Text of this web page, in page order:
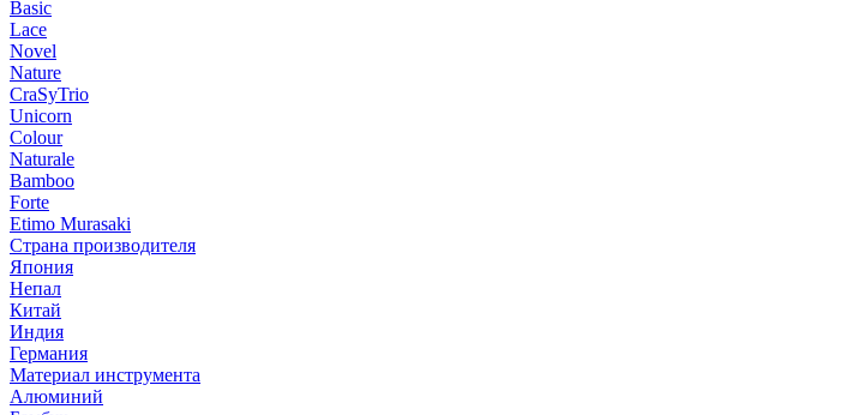
Basic
Lace
Novel
Nature
CraSyTrio
Unicorn
Colour
Naturale
Bamboo
Forte
Etimo Murasaki
Страна производителя
Япония
Непал
Китай
Индия
Германия
Материал инструмента
Алюминий